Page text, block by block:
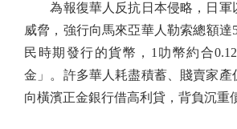
為報復華人反抗日本侵略，日軍
威脅，強行向馬來亞華人勒索總額達
民時期發行的貨幣，1叻幣約合
金」。許多華人耗盡積蓄、賤賣家產
向橫濱正金銀行借高利貸，背負沉重